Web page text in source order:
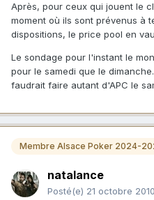
Après, pour ceux qui jouent le
moment où ils sont prévenus à
dispositions, le price pool en
Le sondage pour l'instant le
pour le samedi que le
faudrait faire autant d'APC le
Membre Alsace Poker 2024-
natalance
Posté(e) 21 octobre 2010